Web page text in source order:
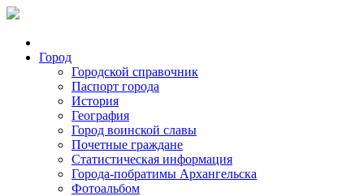
Город
Городской справочник
Паспорт города
История
География
Город воинской славы
Почетные граждане
Статистическая информация
Города-побратимы Архангельска
Фотоальбом